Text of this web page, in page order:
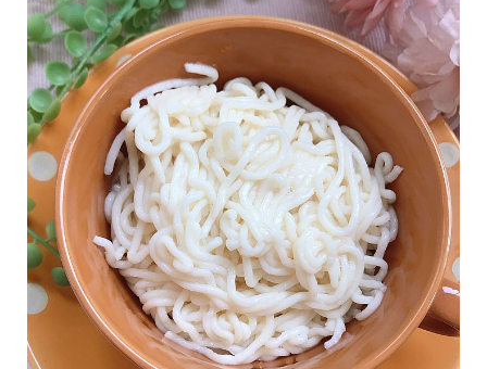
娛
樂
明
焦
點
韓
流
到
熱
播
夯
電
影
推